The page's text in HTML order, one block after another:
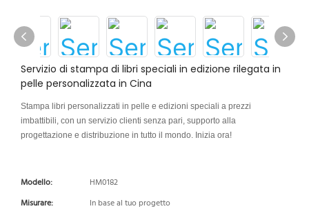
Servizio di stampa di libri speciali in edizione rilegata in
pelle personalizzata in Cina
Stampa libri personalizzati in pelle e edizioni speciali a prezzi
imbattibili, con un servizio clienti senza pari, supporto alla
progettazione e distribuzione in tutto il mondo. Inizia ora!
Modello:
HM0182
Misurare:
In base al tuo progetto